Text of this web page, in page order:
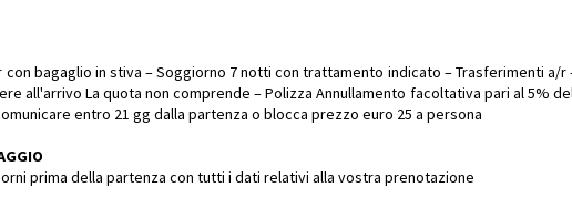
con bagaglio in stiva – Soggiorno 7 notti con trattamento indicato – Trasferimenti a/
all'arrivo La quota non comprende – Polizza Annullamento facoltativa pari al 5%
entro 21 gg dalla partenza o blocca prezzo euro 25 a persona
prima della partenza con tutti i dati relativi alla vostra prenotazione